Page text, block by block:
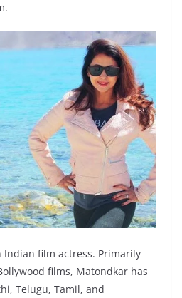
film actress. Primarily
films, Matondkar has
Telugu, Tamil, and